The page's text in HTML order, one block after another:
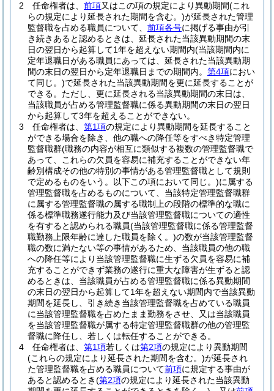
2
任命権者は、 前項又はこの項の規定により異動期間(これ
らの規定により延長された期間を含む。)が延長された管理
監督職を占める職員について、 前項各号に掲げる事由が引
き続きあると認めるときは、延長された当該異動期間の末
日の翌日から起算して1年を超えない期間内(当該期間内に
定年退職日がある職員にあっては、延長された当該異動期
間の末日の翌日から定年退職日までの期間内。 第4項におい
て同じ。)で延長された当該異動期間を更に延長することが
できる。 ただし、更に延長される当該異動期間の末日は、
当該職員が占める管理監督職に係る異動期間の末日の翌日
から起算して3年を超えることができない。
3
任命権者は、 第1項の規定により異動期間を延長すること
ができる場合を除き、他の職への降任等をすべき特定管理
監督職群(職務の内容が相互に類似する複数の管理監督職で
あって、これらの欠員を容易に補充することができない年
齢別構成その他の特別の事情がある管理監督職として規則
で定めるものをいう。以下この項において同じ。)に属する
管理監督職を占めるものについて、当該特定管理監督職群
に属する管理監督職の属する職制上の段階の標準的な職に
係る標準職務遂行能力及び当該管理監督職についての適性
を有すると認められる職員(当該管理監督職に係る管理監督
職勤務上限年齢に達した職員を除く。)の数が当該管理監督
職の数に満たない等の事情があるため、当該職員の他の職
への降任等により当該管理監督職に生ずる欠員を容易に補
充することができず業務の遂行に重大な障害が生ずると認
めるときは、当該職員が占める管理監督職に係る異動期間
の末日の翌日から起算して1年を超えない期間内で当該異動
期間を延長し、引き続き当該管理監督職を占めている職員
に当該管理監督職を占めたまま勤務をさせ、又は当該職員
を当該管理監督職が属する特定管理監督職群の他の管理監
督職に降任し、若しくは転任することができる。
4
任命権者は、 第1項若しくは第2項の規定により異動期間
(これらの規定により延長された期間を含む。)が延長され
た管理監督職を占める職員について前項に規定する事由が
あると認めるとき(第2項の規定により延長された当該異動